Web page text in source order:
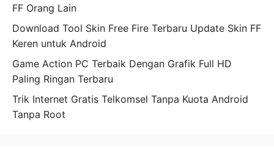
FF Orang Lain
Download Tool Skin Free Fire Terbaru Update Skin FF
Keren untuk Android
Game Action PC Terbaik Dengan Grafik Full HD
Paling Ringan Terbaru
Trik Internet Gratis Telkomsel Tanpa Kuota Android
Tanpa Root